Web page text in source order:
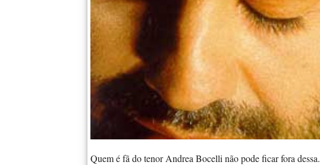
Quem é fã do tenor Andrea Bocelli não pode ficar fora dessa.